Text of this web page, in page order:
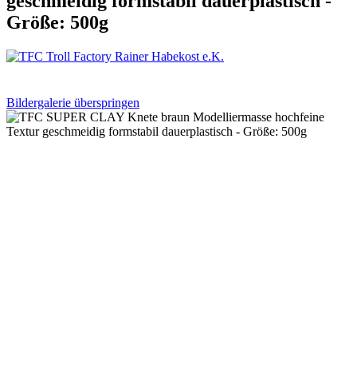
Größe: 500g
Bildergalerie überspringen